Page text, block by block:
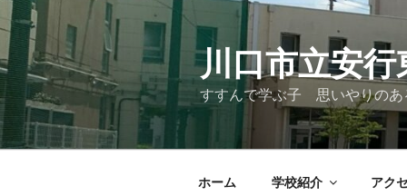
コ
ン
テ
ン
ツ
へ
ス
川口市立安行
すすんで学ぶ子 思いやりの
ホーム 学校紹介 アク